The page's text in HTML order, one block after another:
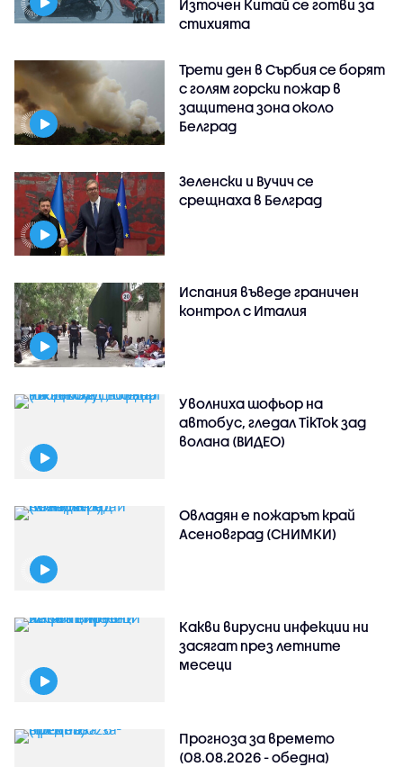
Източен Китай се готви за
стихията
Трети ден в Сърбия се борят
с голям горски пожар в
защитена зона около
Белград
Зеленски и Вучич се
срещнаха в Белград
Испания въведе граничен
контрол с Италия
Уволниха шофьор на
автобус, гледал TikTok зад
волана (ВИДЕО)
Овладян е пожарът край
Асеновград (СНИМКИ)
Какви вирусни инфекции ни
засягат през летните
месеци
Прогноза за времето
(08.08.2026 - обедна)